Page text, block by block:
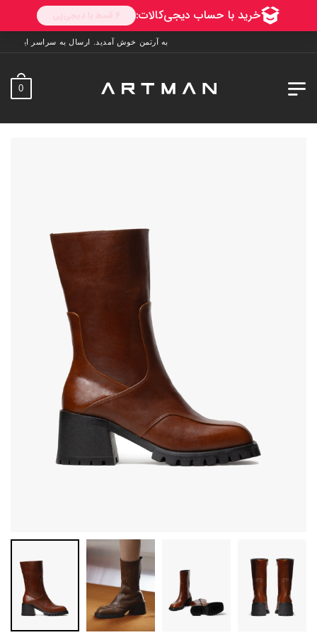
به آرتمن خوش آمدید. ارسال به سراسر ایران. 7 روز فرصت تست در منزل. 1 سال خدمات پس از فروش.
0